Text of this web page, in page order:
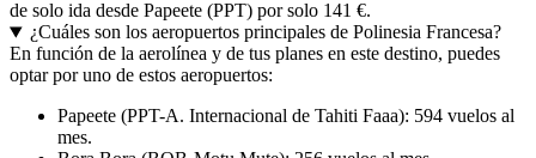
de solo ida desde Papeete (PPT) por solo 141 €.
¿Cuáles son los aeropuertos principales de Polinesia Francesa?
En función de la aerolínea y de tus planes en este destino, puedes
optar por uno de estos aeropuertos:
Papeete (PPT-A. Internacional de Tahiti Faaa): 594 vuelos al
mes.